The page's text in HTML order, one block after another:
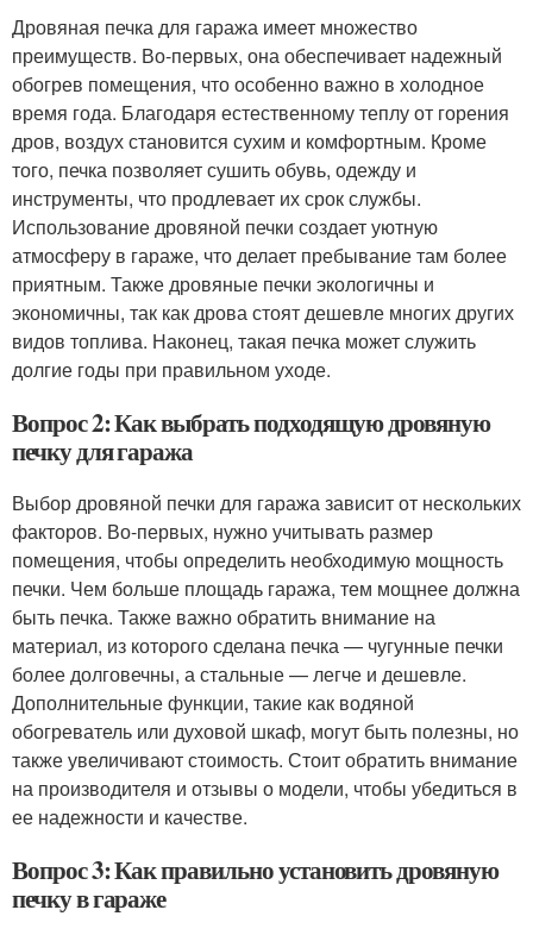
Дровяная печка для гаража имеет множество
преимуществ. Во-первых, она обеспечивает надежный
обогрев помещения, что особенно важно в холодное
время года. Благодаря естественному теплу от горения
дров, воздух становится сухим и комфортным. Кроме
того, печка позволяет сушить обувь, одежду и
инструменты, что продлевает их срок службы.
Использование дровяной печки создает уютную
атмосферу в гараже, что делает пребывание там более
приятным. Также дровяные печки экологичны и
экономичны, так как дрова стоят дешевле многих других
видов топлива. Наконец, такая печка может служить
долгие годы при правильном уходе.
Вопрос 2: Как выбрать подходящую дровяную
печку для гаража
Выбор дровяной печки для гаража зависит от нескольких
факторов. Во-первых, нужно учитывать размер
помещения, чтобы определить необходимую мощность
печки. Чем больше площадь гаража, тем мощнее должна
быть печка. Также важно обратить внимание на
материал, из которого сделана печка — чугунные печки
более долговечны, а стальные — легче и дешевле.
Дополнительные функции, такие как водяной
обогреватель или духовой шкаф, могут быть полезны, но
также увеличивают стоимость. Стоит обратить внимание
на производителя и отзывы о модели, чтобы убедиться в
ее надежности и качестве.
Вопрос 3: Как правильно установить дровяную
печку в гараже